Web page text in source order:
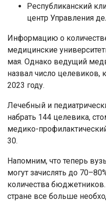
Республиканский
центр Управления
Информацию о
медицинские
мая. Однако ведущий
назвал число целевиков,
2023 году.
Лечебный и
набрать 144 целевика,
медико-
30.
Напомним, что теперь
могут зачислять до
количества бюджетников.
стране все больше